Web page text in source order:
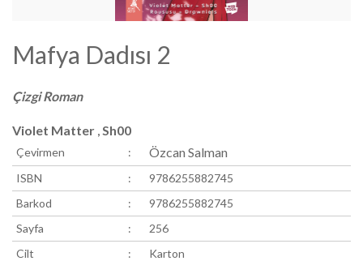
Mafya Dadısı 2
Çizgi Roman
Violet Matter ,Sh00
Çevirmen : Özcan Salman
ISBN :
9786255882745
Barkod
:
9786255882745
Sayfa
:
256
Cilt
:
Karton